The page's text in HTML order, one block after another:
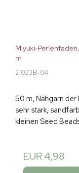
Miyuki-
m
21023B-04
50 m, Nähgarn der
sehr stark,
kleinen Seed
EUR 4,98